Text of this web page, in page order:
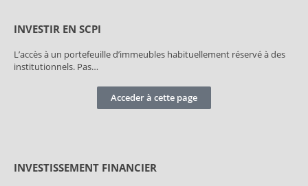
INVESTIR EN SCPI
L’accès à un portefeuille d’immeubles habituellement réservé à des
institutionnels. Pas…
Acceder à cette page
INVESTISSEMENT FINANCIER